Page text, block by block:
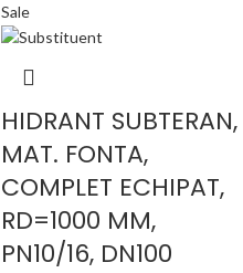
Sale
HIDRANT SUBTERAN,
MAT. FONTA,
COMPLET ECHIPAT,
RD=1000 MM,
PN10/16, DN100